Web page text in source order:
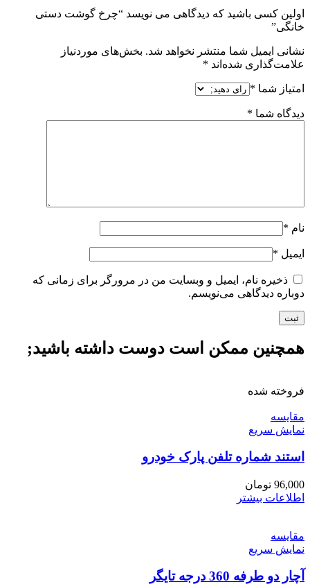
اولین کسی باشید که دیدگاهی می نویسد “چرخ گوشت دستی
خانگی”
نشانی ایمیل شما منتشر نخواهد شد. بخش‌های موردنیاز
علامت‌گذاری شده‌اند *
امتیاز شما *
دیدگاه شما *
نام *
ایمیل *
ذخیره نام، ایمیل و وبسایت من در مرورگر برای زمانی که
دوباره دیدگاهی می‌نویسم.
همچنین ممکن است دوست داشته باشید;
فروخته شده
مقايسه
نمایش سریع
استند شماره تلفن پارک خودرو
96,000 تومان
اطلاعات بیشتر
مقايسه
نمایش سریع
آچار دو طرفه 360 درجه تایگر